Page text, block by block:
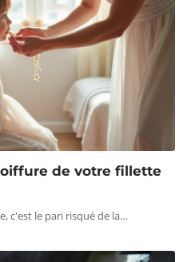
de votre fillette
c'est le pari risqué de la…